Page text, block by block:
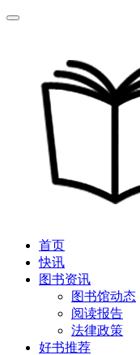
首页
快讯
图书资讯
图书馆动态
阅读报告
法律政策
好书推荐